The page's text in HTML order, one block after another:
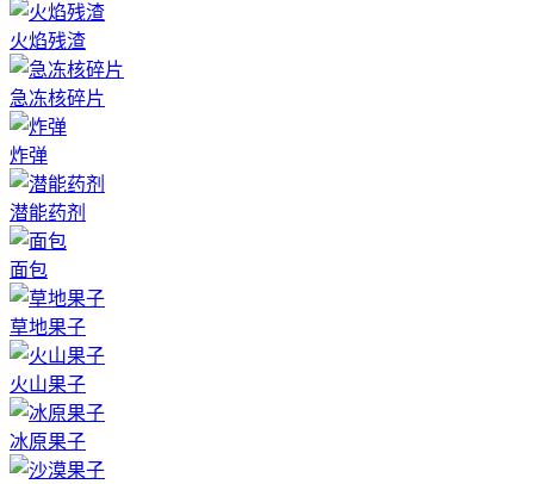
火焰残渣
急冻核碎片
炸弹
潜能药剂
面包
草地果子
火山果子
冰原果子